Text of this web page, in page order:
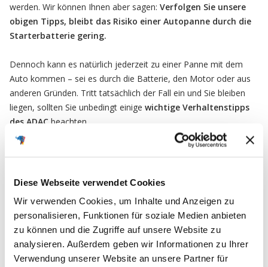
Diese Webseite verwendet Cookies
Wir verwenden Cookies, um Inhalte und Anzeigen zu
personalisieren, Funktionen für soziale Medien anbieten
zu können und die Zugriffe auf unsere Website zu
analysieren. Außerdem geben wir Informationen zu Ihrer
Verwendung unserer Website an unsere Partner für
werden. Wir können Ihnen aber sagen: Verfolgen Sie unsere
obigen Tipps, bleibt das Risiko einer Autopanne durch die
Starterbatterie gering.
Dennoch kann es natürlich jederzeit zu einer Panne mit dem
Auto kommen – sei es durch die Batterie, den Motor oder aus
anderen Gründen. Tritt tatsächlich der Fall ein und Sie bleiben
liegen, sollten Sie unbedingt einige wichtige Verhaltenstipps
des ADAC beachten.
Einschalten der Warnblinkanlage
Parken des Autos an einem sicheren Standort
Abstellen des Motors
Anziehen der Warnweste
Absichern der Pannenstelle durch Warndreieck